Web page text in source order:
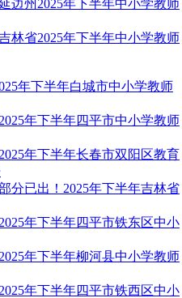
边州2025年下半年中小学教师
林省2025年下半年中小学教师
年下半年白城市中小学教师
2025年下半年四平市中小学教师
2025年下半年长春市双阳区教育
分已出！2025年下半年吉林省
2025年下半年四平市铁东区中小
2025年下半年柳河县中小学教师
2025年下半年四平市铁西区中小